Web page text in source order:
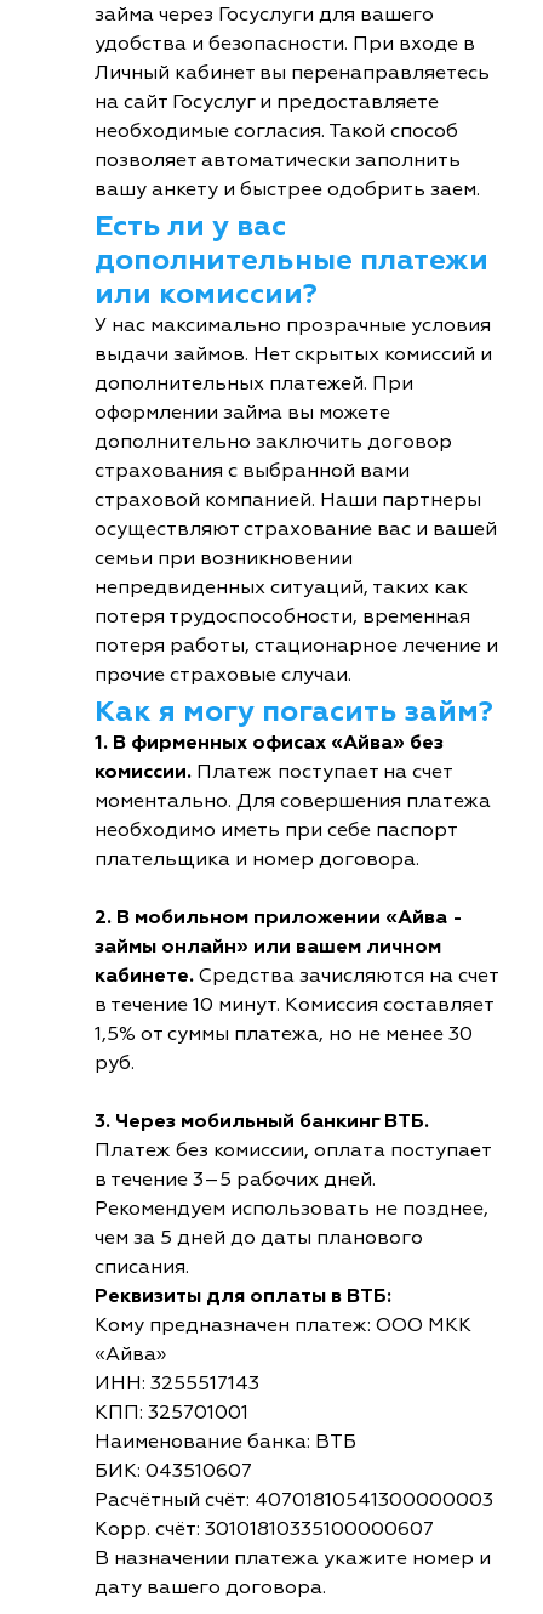
займа через Госуслуги для вашего
удобства и безопасности. При входе в
Личный кабинет вы перенаправляетесь
на сайт Госуслуг и предоставляете
необходимые согласия. Такой способ
позволяет автоматически заполнить
вашу анкету и быстрее одобрить заем.
Есть ли у вас
дополнительные платежи
или комиссии?
У нас максимально прозрачные условия
выдачи займов. Нет скрытых комиссий и
дополнительных платежей. При
оформлении займа вы можете
дополнительно заключить договор
страхования с выбранной вами
страховой компанией. Наши партнеры
осуществляют страхование вас и вашей
семьи при возникновении
непредвиденных ситуаций, таких как
потеря трудоспособности, временная
потеря работы, стационарное лечение и
прочие страховые случаи.
Как я могу погасить займ?
1. В фирменных офисах «Айва» без
комиссии. Платеж поступает на счет
моментально. Для совершения платежа
необходимо иметь при себе паспорт
плательщика и номер договора.
2. В мобильном приложении «Айва -
займы онлайн» или вашем личном
кабинете. Средства зачисляются на счет
в течение 10 минут. Комиссия составляет
1,5% от суммы платежа, но не менее 30
руб.
3. Через мобильный банкинг ВТБ.
Платеж без комиссии, оплата поступает
в течение 3–5 рабочих дней.
Рекомендуем использовать не позднее,
чем за 5 дней до даты планового
списания.
Реквизиты для оплаты в ВТБ:
Кому предназначен платеж: ООО МКК
«Айва»
ИНН: 3255517143
КПП: 325701001
Наименование банка: ВТБ
БИК: 043510607
Расчётный счёт: 40701810541300000003
Корр. счёт: 30101810335100000607
В назначении платежа укажите номер и
дату вашего договора.